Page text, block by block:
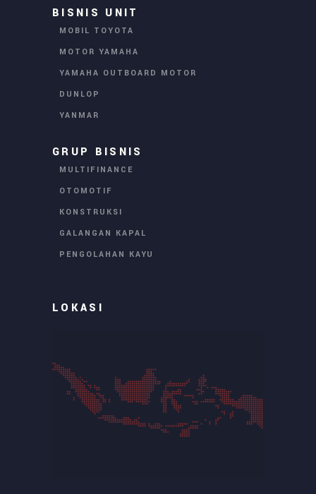
BISNIS UNIT
MOBIL TOYOTA
MOTOR YAMAHA
YAMAHA OUTBOARD MOTOR
DUNLOP
YANMAR
GRUP BISNIS
MULTIFINANCE
OTOMOTIF
KONSTRUKSI
GALANGAN KAPAL
PENGOLAHAN KAYU
LOKASI